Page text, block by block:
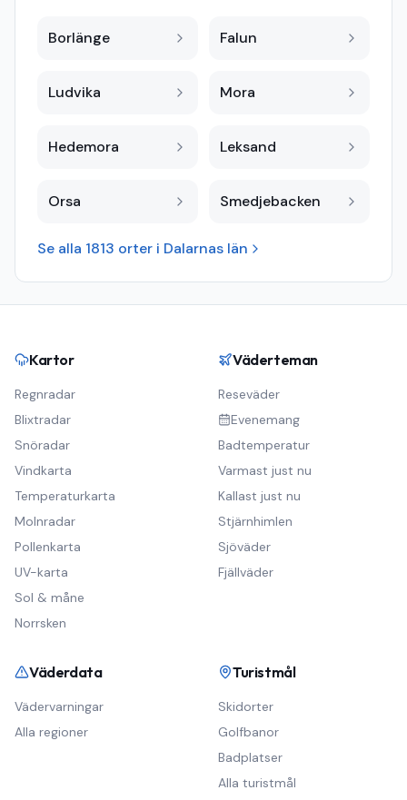
Borlänge Falun
Ludvika Mora
Hedemora Leksand
Orsa Smedjebacken
Se alla 1813 orter i Dalarnas län
Kartor
Regnradar
Blixtradar
Snöradar
Vindkarta
Temperaturkarta
Molnradar
Pollenkarta
UV-karta
Sol & måne
Norrsken
Väderteman
Reseväder
Evenemang
Badtemperatur
Varmast just nu
Kallast just nu
Stjärnhimlen
Sjöväder
Fjällväder
Väderdata
Vädervarningar
Alla regioner
Turistmål
Skidorter
Golfbanor
Badplatser
Alla turistmål